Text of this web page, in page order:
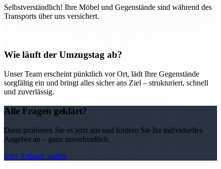
Selbstverständlich! Ihre Möbel und Gegenstände sind während des
Transports über uns versichert.
Wie läuft der Umzugstag ab?
Unser Team erscheint pünktlich vor Ort, lädt Ihre Gegenstände
sorgfältig ein und bringt alles sicher ans Ziel – strukturiert, schnell
und zuverlässig.
Alle Fragen geklärt?
Dann probieren Sie es jetzt aus und fordern Sie Ihr individuelles
Angebot an – ganz unverbindlich.
Jetzt Anfrage starten